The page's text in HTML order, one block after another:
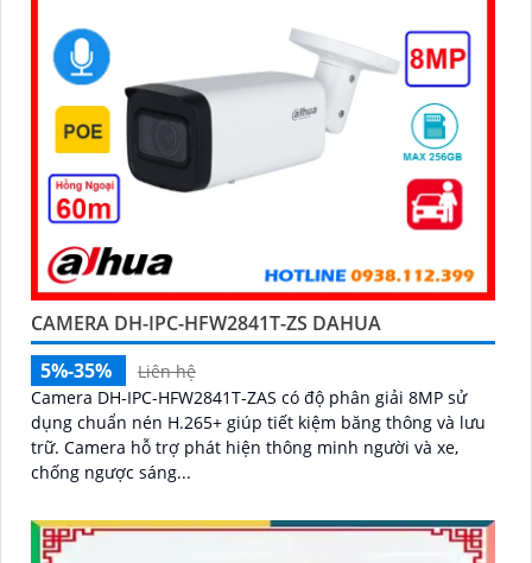
CAMERA DH-IPC-HFW2841T-ZS DAHUA
5%-35%
Liên hệ
Camera DH-IPC-HFW2841T-ZAS có độ phân giải 8MP sử
dụng chuẩn nén H.265+ giúp tiết kiệm băng thông và lưu
trữ. Camera hỗ trợ phát hiện thông minh người và xe,
chống ngược sáng...